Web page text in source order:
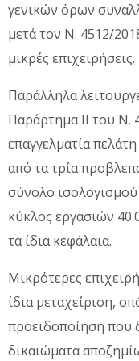
γενικών όρων
μετά τον Ν. 4512/
μικρές επιχειρήσεις.
Παράλληλα
Παράρτημα ΙΙ του Ν.
επαγγελματία
από τα τρία
σύνολο
κύκλος εργασιών
τα ίδια κεφάλαια.
Μικρότερες
ίδια μεταχείριση,
προειδοποίηση που
δικαιώματα